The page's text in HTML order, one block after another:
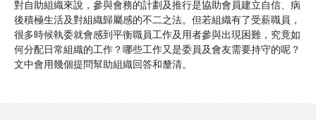
對自助組織來說，參與會務的計劃及推行是協助會員建立自信、病
後積極生活及對組織歸屬感的不二之法。但若組織有了受薪職員，
很多時候執委就會感到平衡職員工作及用者參與出現困難，究竟如
何分配日常組織的工作？哪些工作又是委員及會友需要持守的呢？
文中會用幾個提問幫助組織回答和釐清。